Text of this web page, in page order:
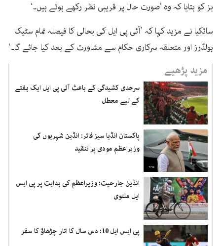
بز کو بتایا کہ وہ ’صورت حال پر قریبی نظر رکھے ہوئے ہیں۔‘
سائکیا نے مزید کہا کہ ’آئی پی ایل کی بحالی کا فیصلہ تمام سٹیک
ہولڈرز اور متعلقہ سرکاری حکام سے مشاورت کے بعد کیا جائے گا۔‘
مزید پڑھیے
سرحدی کشیدگی کے باعث آئی پی ایل ایک ہفتے
کے لیے معطل
پاکستان انڈیا سیز فائر: انڈین شہریوں کی
وزیراعظم مودی پر تنقید
انڈین جارحیت: وزیراعظم کی ہدایت پر پی ایس
ایل ملتوی
پی ایس ایل 10: دس سال کا اتار چڑھاؤ کا سفر